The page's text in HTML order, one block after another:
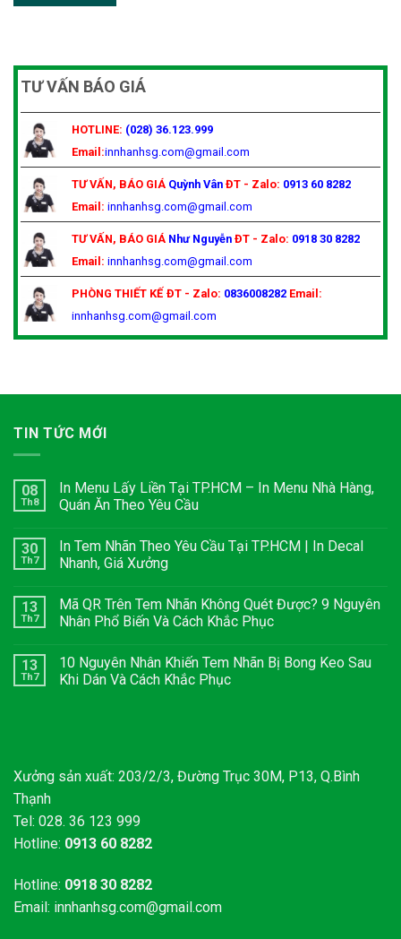
TƯ VẤN BÁO GIÁ
HOTLINE: (028) 36.123.999
Email:innhanhsg.com@gmail.com
TƯ VẤN, BÁO GIÁ Quỳnh Vân ĐT - Zalo: 0913 60 8282
Email: innhanhsg.com@gmail.com
TƯ VẤN, BÁO GIÁ Như Nguyễn ĐT - Zalo: 0918 30 8282
Email: innhanhsg.com@gmail.com
PHÒNG THIẾT KẾ ĐT - Zalo: 0836008282 Email:
innhanhsg.com@gmail.com
TIN TỨC MỚI
08
Th8
In Menu Lấy Liền Tại TP.HCM – In Menu Nhà Hàng,
Quán Ăn Theo Yêu Cầu
30
Th7
In Tem Nhãn Theo Yêu Cầu Tại TP.HCM | In Decal
Nhanh, Giá Xưởng
13
Th7
Mã QR Trên Tem Nhãn Không Quét Được? 9 Nguyên
Nhân Phổ Biến Và Cách Khắc Phục
13
Th7
10 Nguyên Nhân Khiến Tem Nhãn Bị Bong Keo Sau
Khi Dán Và Cách Khắc Phục
Xưởng sản xuất: 203/2/3, Đường Trục 30M, P13, Q.Bình
Thạnh
Tel: 028. 36 123 999
Hotline: 0913 60 8282
Hotline: 0918 30 8282
Email: innhanhsg.com@gmail.com